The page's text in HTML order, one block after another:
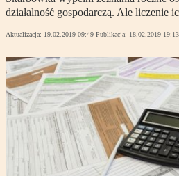
działalność gospodarczą. Ale liczenie
Aktualizacja: 19.02.2019 09:49 Publikacja: 18.02.2019 19:13